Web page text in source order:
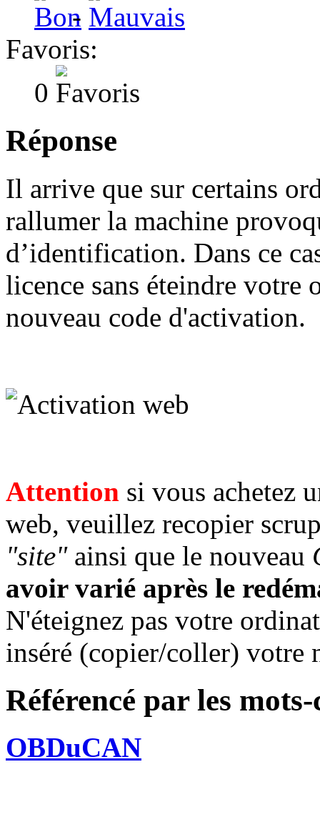
-
Favoris:
0
Réponse
Il arrive que sur certains
rallumer la machine
d’identification. Dans ce
licence sans éteindre votre
nouveau code d'activation.
Attention si vous achetez
web, veuillez recopier
"site"ainsi que le nouveau
avoir varié après le
N'éteignez pas votre
inséré (copier/coller) votre
Référencé par les mots-
OBDuCAN